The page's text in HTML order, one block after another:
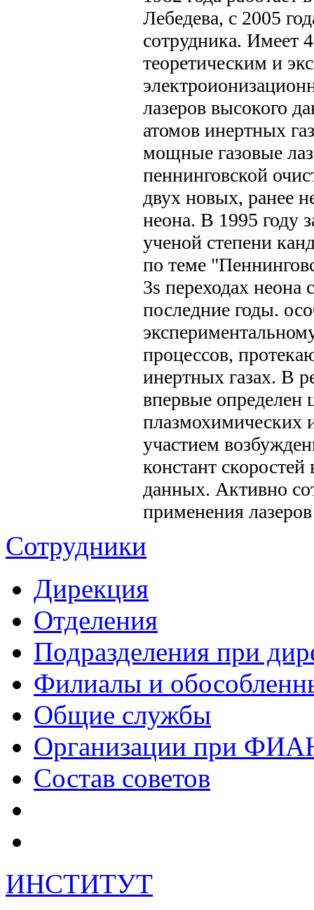
Лебедева, с 2005
сотрудника. Имеет
теоретическим и
лазеров высокого
атомов инертных
мощные газовые
пеннинговской
двух новых, ранее
неона. В 1995 году
ученой степени
по теме
3s переходах неона
последние годы.
процессов,
инертных газах. В
впервые определен
плазмохимических
участием
констант
данных. Активно
применения
Сотрудники
Дирекция
Отделения
Подразделения при
Филиалы и
Общие службы
Организации при
Состав советов
ИНСТИТУТ